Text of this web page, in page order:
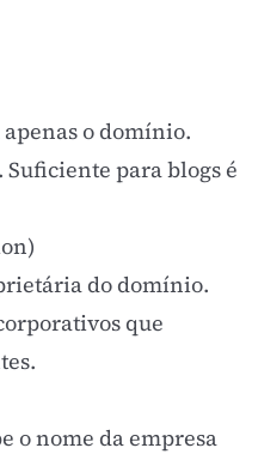
o domínio.
para blogs é
do domínio.
que
o nome da empresa